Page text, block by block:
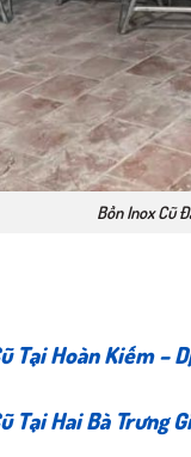
Bồn Inox Cũ
Tại Hoàn Kiếm –
Tại Hai Bà Trưng